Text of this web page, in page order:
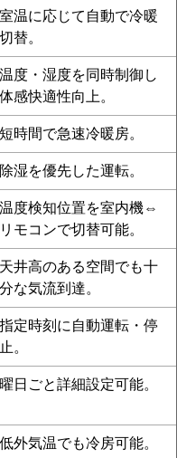
PLZ-ERMP112H5
PLZ-HRMP112H4
PLZ-
PLZ-ERMP112HLE4
PLZ-
PLZ-
PLZ-HRMP112H3
PLZ-
PLZ-
PLZ-
PLZ-
PLZ-HRMP112H2
PLZ-
PLZ-ERMP112HLE2
PLZ-
PLZ-ERMP112EEZ
PLZ-
PLZ-
室温に応じて自動で冷暖
切替。
温度・湿度を同時制御し
体感快適性向上。
短時間で急速冷暖房。
除湿を優先した運転。
温度検知位置を室内機⇔
リモコンで切替可能。
天井高のある空間でも十
分な気流到達。
指定時刻に自動運転・停
止。
曜日ごと詳細設定可能。
低外気温でも冷房可能。